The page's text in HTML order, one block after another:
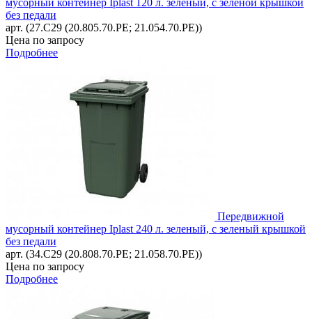
мусорный контейнер Iplast 120 л. зеленый, с зеленой крышкой
без педали
арт. (27.C29 (20.805.70.PE; 21.054.70.PE))
Цена по запросу
Подробнее
Передвижной
мусорный контейнер Iplast 240 л. зеленый, с зеленый крышкой
без педали
арт. (34.C29 (20.808.70.PE; 21.058.70.РЕ))
Цена по запросу
Подробнее